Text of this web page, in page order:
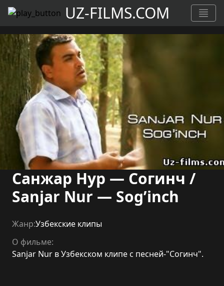
UZ-FILMS.COM
Санжар Нур — Согинч /
Sanjar Nur — Sog’inch
Жанр:Узбекские клипы
О фильме:
Sanjar Nur в Узбекском клипе с песней-"Согинч".